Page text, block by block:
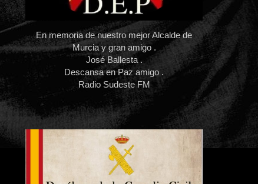
En memoria de nuestro mejor Alcalde de
Murcia y gran amigo .
José Ballesta .
Descansa en Paz amigo .
Radio Sudeste FM